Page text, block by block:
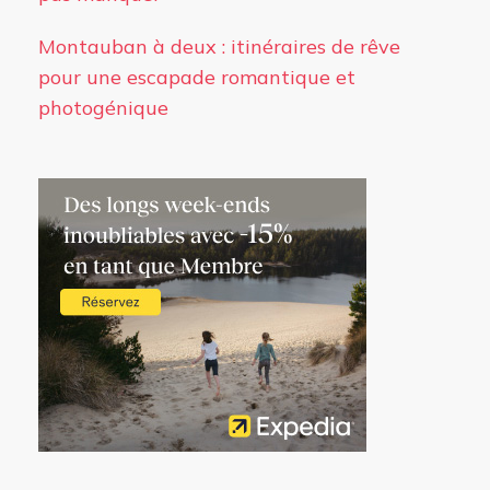
Montauban à deux : itinéraires de rêve
pour une escapade romantique et
photogénique